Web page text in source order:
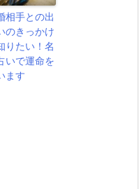
相手との出
のきっかけ
りたい！名
いで運命を
ます